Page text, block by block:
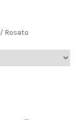
/ Rosato